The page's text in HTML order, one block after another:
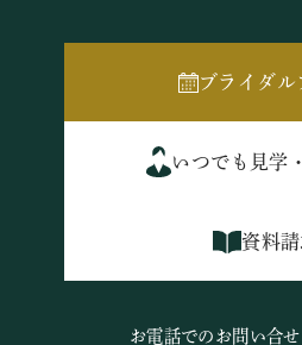
ブライダル
いつでも見学
資料請
お電話でのお問い合